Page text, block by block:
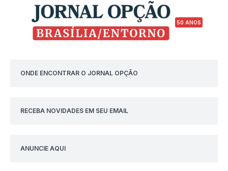
50 ANOS
ONDE ENCONTRAR O JORNAL OPÇÃO
RECEBA NOVIDADES EM SEU EMAIL
ANUNCIE AQUI